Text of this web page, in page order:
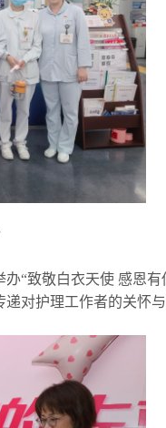
“致敬白衣天使 感恩有
对护理工作者的关怀与